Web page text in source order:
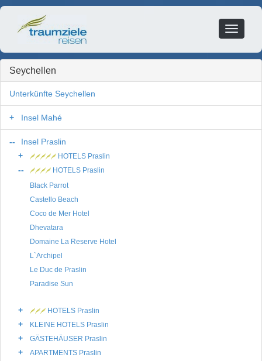
Toggle
Seychellen
Unterkünfte Seychellen
Insel Mahé
Insel Praslin
HOTELS Praslin
HOTELS Praslin
Black Parrot
Castello Beach
Coco de Mer Hotel
Dhevatara
Domaine La Reserve Hotel
L`Archipel
Le Duc de Praslin
Paradise Sun
HOTELS Praslin
KLEINE HOTELS Praslin
GÄSTEHÄUSER Praslin
APARTMENTS Praslin